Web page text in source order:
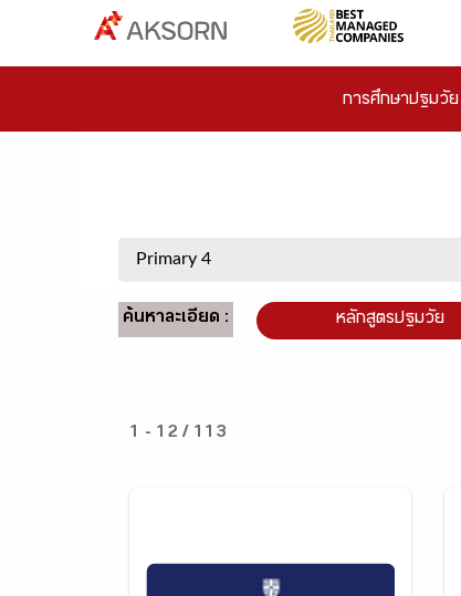
การศึกษาปฐมวัย
ค้นหาละเอียด : หลักสูตรปฐมวัย
1 - 12 / 113